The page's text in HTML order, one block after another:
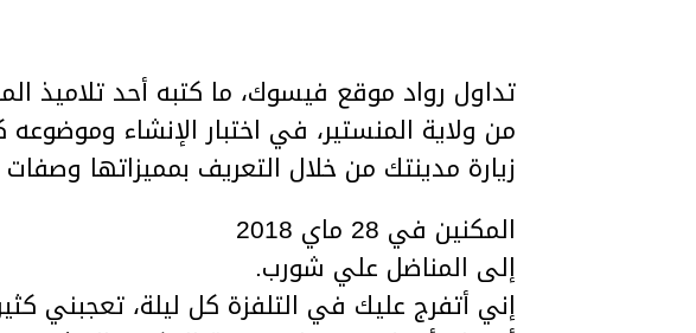
تداول رواد موقع فيسوك، ما كتبه أحد تلاميذ
من ولاية المنستير، في اختبار الإنشاء
زيارة مدينتك من خلال التعريف بمميزاتها
المكنين في 28 ماي 2018
إلى المناضل علي شورب.
إني أتفرج عليك في التلفزة كل ليلة، تعجبني